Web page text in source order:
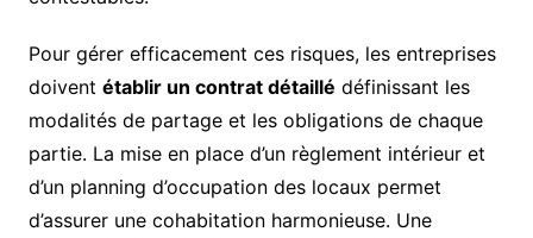
Pour gérer efficacement ces risques, les entreprises
doivent établir un contrat détaillé définissant les
modalités de partage et les obligations de chaque
partie. La mise en place d’un règlement intérieur et
d’un planning d’occupation des locaux permet
d’assurer une cohabitation harmonieuse. Une